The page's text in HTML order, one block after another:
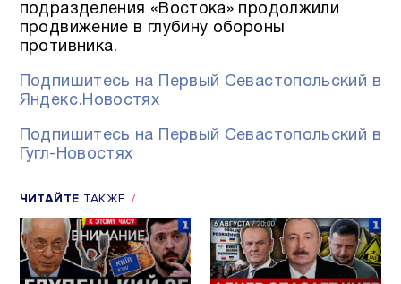
подразделения «Востока» продолжили
продвижение в глубину обороны
противника.
Подпишитесь на Первый Севастопольский в
Яндекс.Новостях
Подпишитесь на Первый Севастопольский в
Гугл-Новостях
ЧИТАЙТЕ ТАКЖЕ